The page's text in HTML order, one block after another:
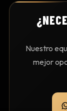
Nuestro
mejor